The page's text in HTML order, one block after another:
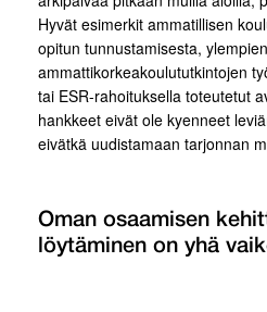
Hyvät esimerkit ammatillisen
opitun tunnustamisesta, ylempien
ammattikorkeakoulututkintojen
tai ESR-rahoituksella toteutetut
hankkeet eivät ole kyenneet
eivätkä uudistamaan tarjonnan
Oman osaamisen
löytäminen on yhä